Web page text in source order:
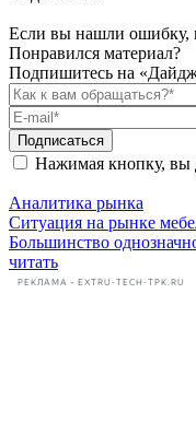
Если вы нашли ошибку,
Понравился материал?
Подпишитесь на
Подписаться
Нажимая кнопку, вы
Аналитика рынка
Ситуация на рынке
Большинство
читать
РЕКЛАМА • EXTRU-TECH-TPK.RU